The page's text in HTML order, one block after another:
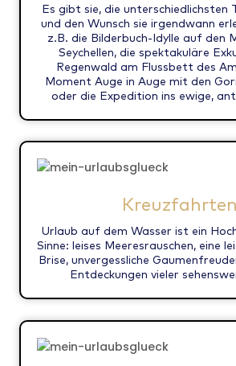
Es gibt sie, die unterschiedlichsten
und den Wunsch sie irgendwann
z.B. die Bilderbuch-Idylle auf den
Seychellen, die spektakuläre
Regenwald am Flussbett des
Moment Auge in Auge mit den
oder die Expedition ins ewige,
Kreuzfahrten
Urlaub auf dem Wasser ist ein
Sinne: leises Meeresrauschen, eine
Brise, unvergessliche
Entdeckungen vieler